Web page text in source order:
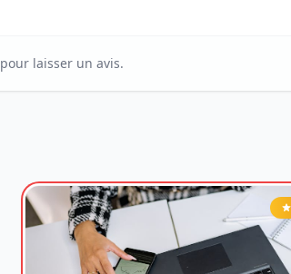
pour laisser un avis.